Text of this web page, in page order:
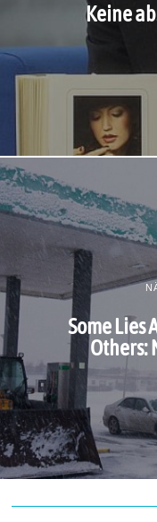
Keine
Some Lies
Others: